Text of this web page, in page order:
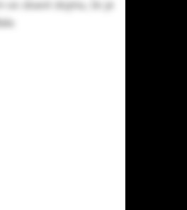
se zbavit dojmu, že je